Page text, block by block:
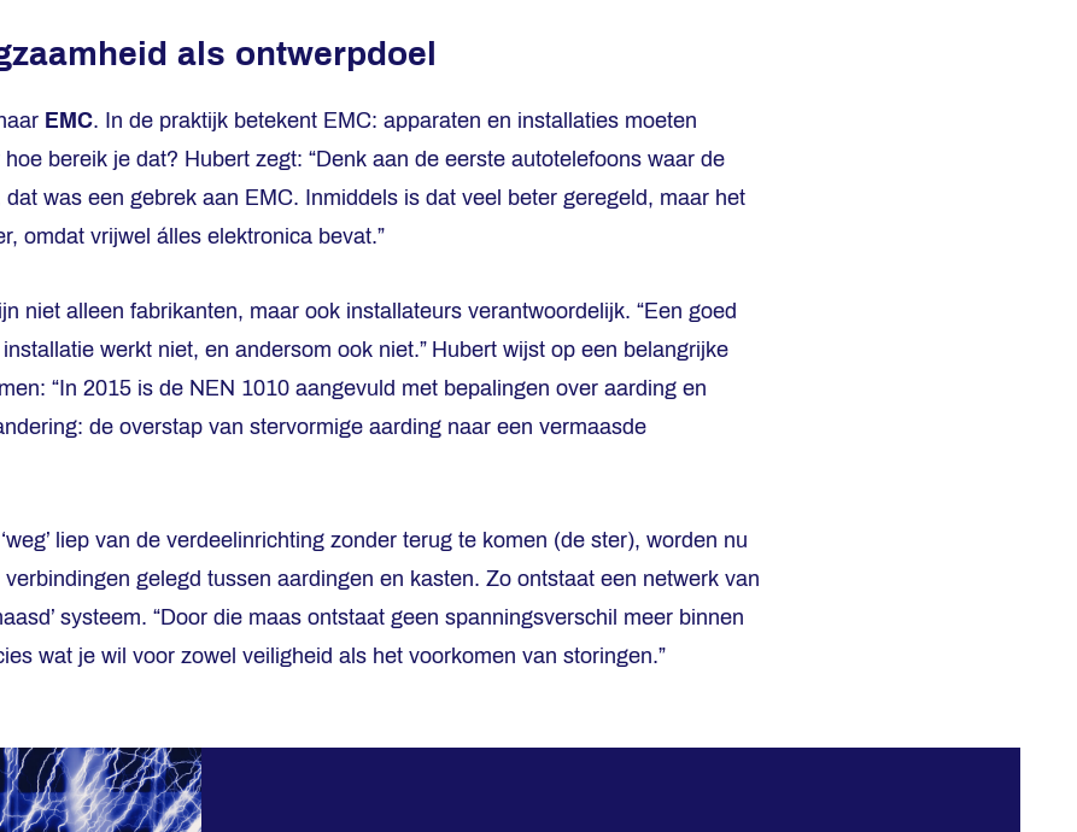
als ontwerpdoel
EMC. In de praktijk betekent EMC: apparaten en installaties moeten
bereik je dat? Hubert zegt: “Denk aan de eerste autotelefoons waar de
was een gebrek aan EMC. Inmiddels is dat veel beter geregeld, maar het
omdat vrijwel álles elektronica bevat.”
niet alleen fabrikanten, maar ook installateurs verantwoordelijk. “Een goed
werkt niet, en andersom ook niet.” Hubert wijst op een belangrijke
“In 2015 is de NEN 1010 aangevuld met bepalingen over aarding en
de overstap van stervormige aarding naar een vermaasde
liep van de verdeelinrichting zonder terug te komen (de ster), worden nu
gelegd tussen aardingen en kasten. Zo ontstaat een netwerk van
systeem. “Door die maas ontstaat geen spanningsverschil meer binnen
wat je wil voor zowel veiligheid als het voorkomen van storingen.”